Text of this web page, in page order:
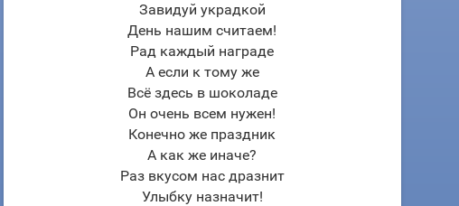
Завидуй украдкой
День нашим считаем!
Рад каждый награде
А если к тому же
Всё здесь в шоколаде
Он очень всем нужен!
Конечно же праздник
А как же иначе?
Раз вкусом нас дразнит
Улыбку назначит!